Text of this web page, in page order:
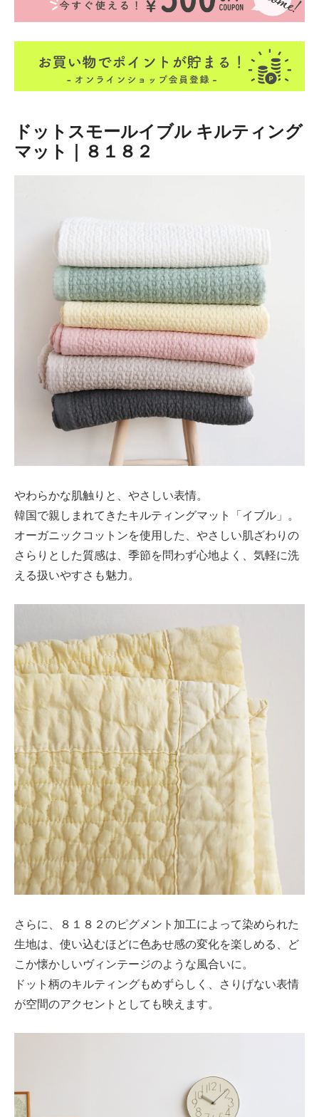
ドットスモールイブル キルティング
マット｜８１８２
やわらかな肌触りと、やさしい表情。
韓国で親しまれてきたキルティングマット「イブル」。
オーガニックコットンを使用した、やさしい肌ざわりの
さらりとした質感は、季節を問わず心地よく、気軽に洗
える扱いやすさも魅力。
さらに、８１８２のピグメント加工によって染められた
生地は、使い込むほどに色あせ感の変化を楽しめる、ど
こか懐かしいヴィンテージのような風合いに。
ドット柄のキルティングもめずらしく、さりげない表情
が空間のアクセントとしても映えます。